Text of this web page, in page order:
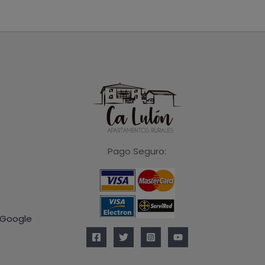
Pago Seguro: